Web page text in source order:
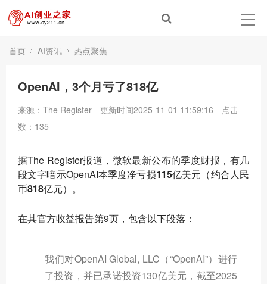
首页 AI资讯 热点聚焦
OpenAI，3个月亏了818亿
来源：The Register 更新时间2025-11-01 11:59:16
点击
数： 135
据The Register报道，微软最新公布的季度财报，有几
段文字暗示OpenAI本季度净亏损115亿美元（约合人民
币818亿元） 。
在其官方收益报告第9页，包含以下段落：
我们对OpenAI Global, LLC（“OpenAI”）进行
了投资，并已承诺投资130亿美元，截至2025